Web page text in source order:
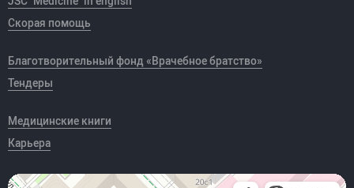
Скорая помощь
Благотворительный фонд «Врачебное братство»
Тендеры
Медицинские книги
Карьера